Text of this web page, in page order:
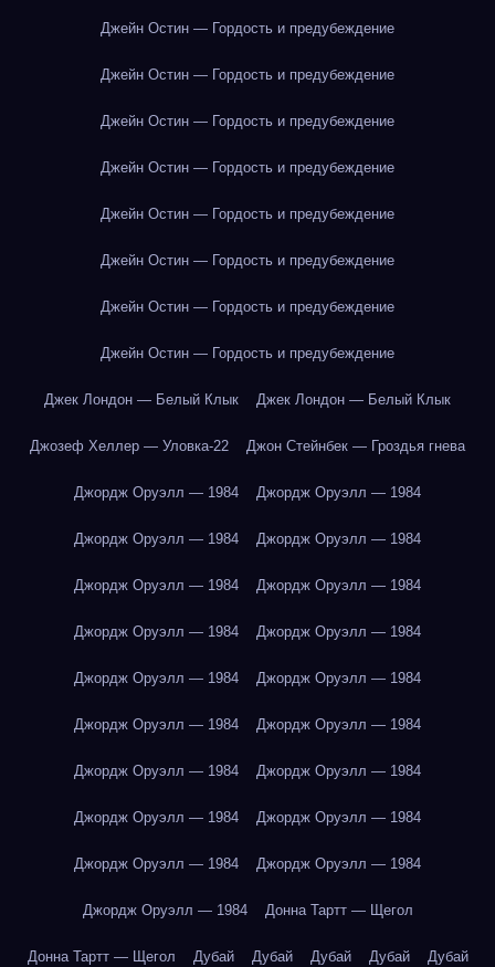
Джейн Остин — Гордость и предубеждение
Джейн Остин — Гордость и предубеждение
Джейн Остин — Гордость и предубеждение
Джейн Остин — Гордость и предубеждение
Джейн Остин — Гордость и предубеждение
Джейн Остин — Гордость и предубеждение
Джейн Остин — Гордость и предубеждение
Джейн Остин — Гордость и предубеждение
Джек Лондон — Белый Клык Джек Лондон — Белый Клык
Джозеф Хеллер — Уловка-22 Джон Стейнбек — Гроздья гнева
Джордж Оруэлл — 1984 Джордж Оруэлл — 1984
Джордж Оруэлл — 1984 Джордж Оруэлл — 1984
Джордж Оруэлл — 1984 Джордж Оруэлл — 1984
Джордж Оруэлл — 1984 Джордж Оруэлл — 1984
Джордж Оруэлл — 1984 Джордж Оруэлл — 1984
Джордж Оруэлл — 1984 Джордж Оруэлл — 1984
Джордж Оруэлл — 1984 Джордж Оруэлл — 1984
Джордж Оруэлл — 1984 Джордж Оруэлл — 1984
Джордж Оруэлл — 1984 Джордж Оруэлл — 1984
Джордж Оруэлл — 1984 Донна Тартт — Щегол
Донна Тартт — Щегол Дубай Дубай Дубай Дубай Дубай